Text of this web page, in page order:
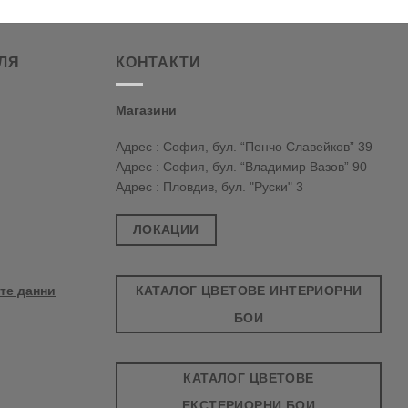
данни
КОНТАКТИ
Магазини
Адрес : София, бул. “Пенчо Славейков” 39
Адрес : София, бул. “Владимир Вазов” 90
Адрес : Пловдив, бул. "Руски" 3
ЛОКАЦИИ
КАТАЛОГ ЦВЕТОВЕ ИНТЕРИОРНИ
БОИ
КАТАЛОГ ЦВЕТОВЕ